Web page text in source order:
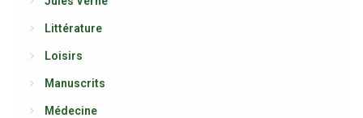
Littérature
Loisirs
Manuscrits
Médecine